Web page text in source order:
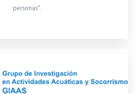
personas”.